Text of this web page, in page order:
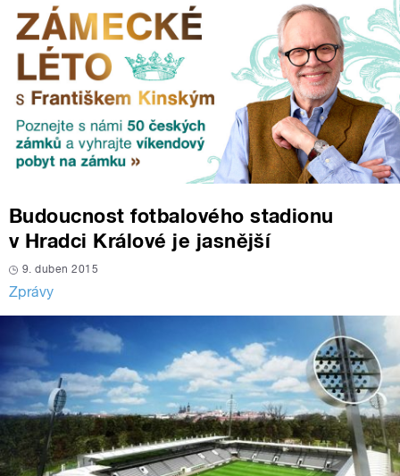
Budoucnost fotbalového stadionu
v Hradci Králové je jasnější
9. duben 2015
Zprávy